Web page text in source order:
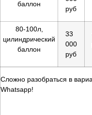
баллон
руб
80-100л,
цилиндрический
баллон
33
000
руб
Сложно разобраться в
Whatsapp!